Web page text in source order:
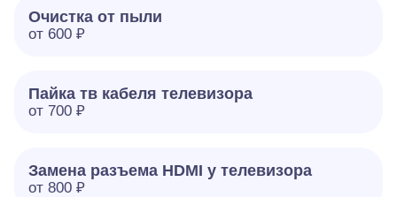
Очистка от пыли
от 600 ₽
Пайка тв кабеля телевизора
от 700 ₽
Замена разъема HDMI у телевизора
от 800 ₽